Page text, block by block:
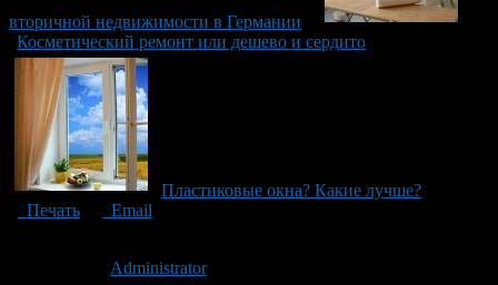
вторичной недвижимости в Германии
Косметический ремонт или дешево и сердито
Пластиковые окна? Какие лучше?
Печать
Email
Administrator